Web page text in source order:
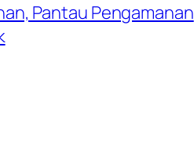
Pantau Pengamanan